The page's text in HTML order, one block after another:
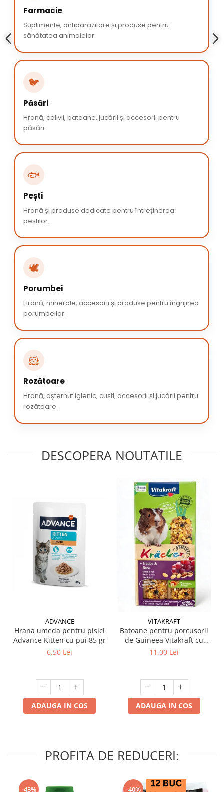
Farmacie
Suplimente, antiparazitare și produse pentru
sănătatea animalelor.
🐦
Păsări
Hrană, colivii, batoane, jucării și accesorii pentru
păsări.
🐟
Pești
Hrană și produse dedicate pentru întreținerea
peștilor.
🕊️
Porumbei
Hrană, minerale, accesorii și produse pentru îngrijirea
porumbeilor.
🐹
Rozătoare
Hrană, așternut igienic, cuști, accesorii și jucării pentru
rozătoare.
DESCOPERA NOUTATILE
ADVANCE
Hrana umeda pentru pisici
Advance Kitten cu pui 85 gr
6,50 Lei
ADAUGA IN COS
VITAKRAFT
Batoane pentru porcusorii
de Guineea Vitakraft cu
struguri & nuci 2 buc
11,00 Lei
ADAUGA IN COS
PROFITA DE REDUCERI:
-43% -40%